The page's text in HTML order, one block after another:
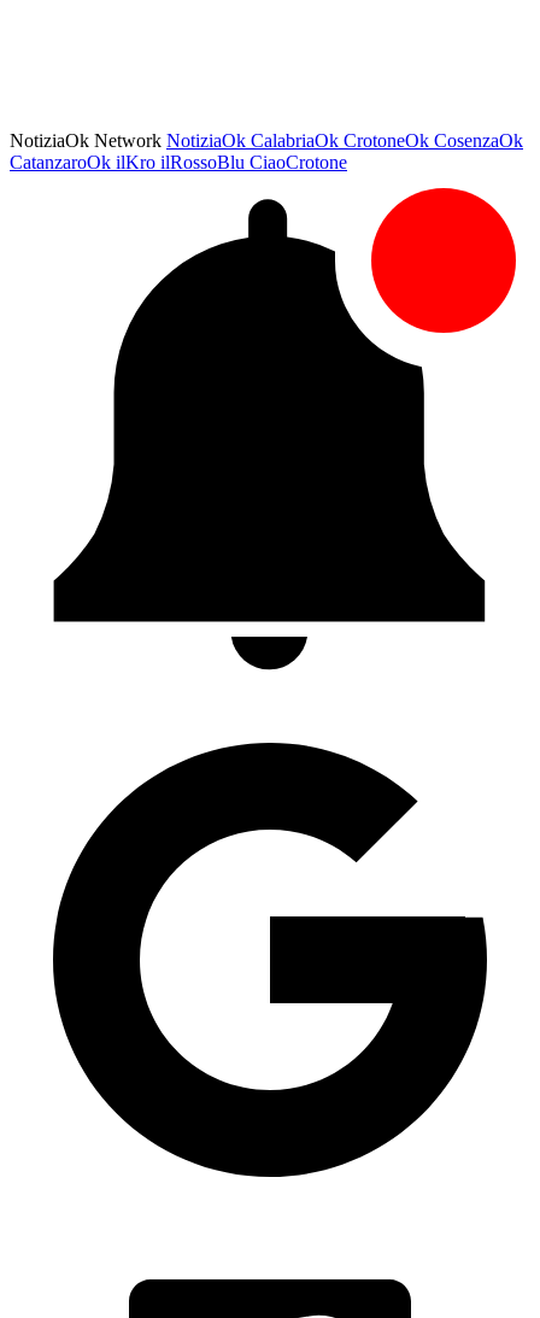
NotiziaOk Network NotiziaOk CalabriaOk CrotoneOk CosenzaOk
CatanzaroOk ilKro ilRossoBlu CiaoCrotone